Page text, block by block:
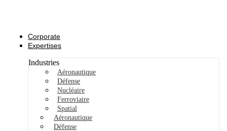
Corporate
Expertises
Industries
Aéronautique
Défense
Nucléaire
Ferroviaire
Spatial
Aéronautique
Défense